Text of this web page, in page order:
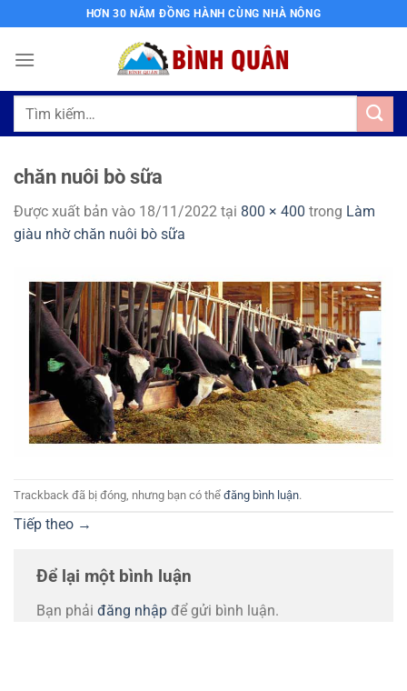
qua
nội
HƠN 30 NĂM ĐỒNG HÀNH CÙNG NHÀ NÔNG
Tìm
chăn nuôi bò sữa
Được xuất bản vào 18/11/2022 tại 800 × 400 trong Làm
giàu nhờ chăn nuôi bò sữa
Trackback đã bị đóng, nhưng bạn có thể đăng bình luận.
Tiếp theo →
Để lại một bình luận
Bạn phải đăng nhập để gửi bình luận.